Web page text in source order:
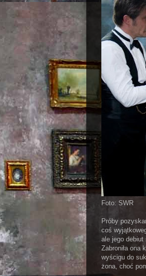
Foto: SWR
Próby
coś
ale jego debiut
Zabroniła ona
wyścigu do
żona, choć